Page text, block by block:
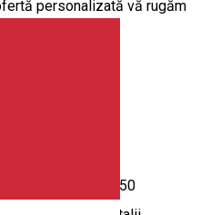
personalizată vă rugăm
este fix, de 350